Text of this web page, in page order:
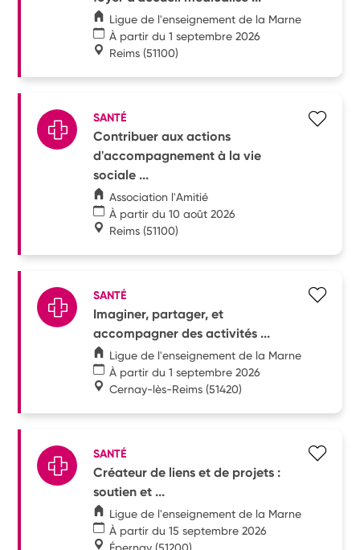
Ligue de l'enseignement de la Marne
À partir du 1 septembre 2026
Reims (51100)
SANTÉ
Contribuer aux actions
d'accompagnement à la vie
sociale ...
Association l'Amitié
À partir du 10 août 2026
Reims (51100)
SANTÉ
Imaginer, partager, et
accompagner des activités ...
Ligue de l'enseignement de la Marne
À partir du 1 septembre 2026
Cernay-lès-Reims (51420)
SANTÉ
Créateur de liens et de projets :
soutien et ...
Ligue de l'enseignement de la Marne
À partir du 15 septembre 2026
Épernay (51200)